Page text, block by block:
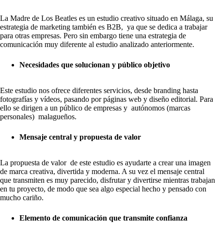
La Madre de Los Beatles es un estudio creativo situado en Málaga, su
estrategia de marketing también es B2B, ya que se dedica a trabajar
para otras empresas. Pero sin embargo tiene una estrategia de
comunicación muy diferente al estudio analizado anteriormente.
Necesidades que solucionan y público objetivo
Este estudio nos ofrece diferentes servicios, desde branding hasta
fotografías y vídeos, pasando por páginas web y diseño editorial. Para
ello se dirigen a un público de empresas y autónomos (marcas
personales) malagueños.
Mensaje central y propuesta de valor
La propuesta de valor de este estudio es ayudarte a crear una imagen
de marca creativa, divertida y moderna. A su vez el mensaje central
que transmiten es muy parecido, disfrutar y divertirse mientras trabajan
en tu proyecto, de modo que sea algo especial hecho y pensado con
mucho cariño.
Elemento de comunicación que transmite confianza